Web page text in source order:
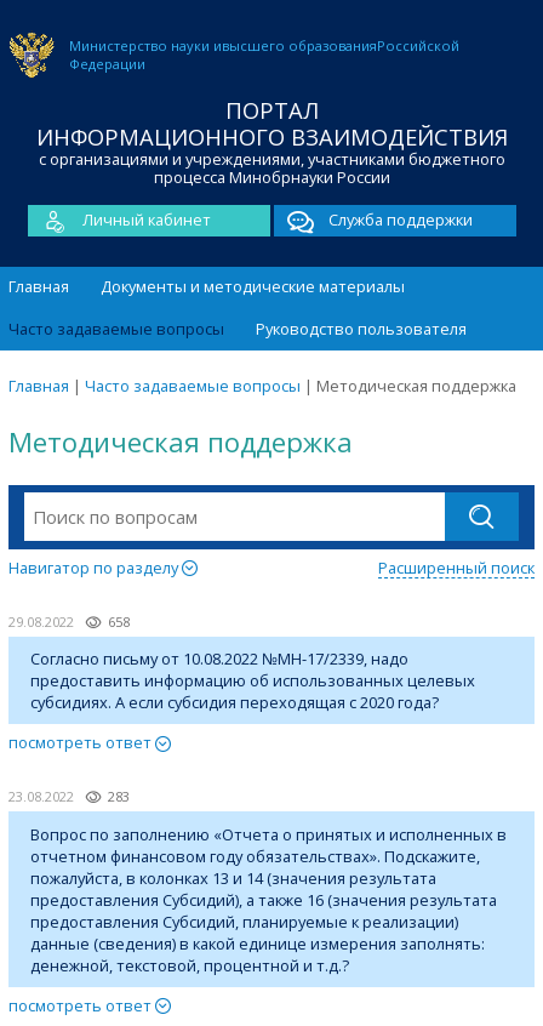
Министерство науки ивысшего образованияРоссийской
Федерации
ПОРТАЛ
ИНФОРМАЦИОННОГО ВЗАИМОДЕЙСТВИЯ
с организациями и учреждениями, участниками бюджетного
процесса Минобрнауки России
Личный кабинет
Служба поддержки
Главная
Документы и методические материалы
Часто задаваемые вопросы
Руководство пользователя
Главная | Часто задаваемые вопросы | Методическая поддержка
Методическая поддержка
Навигатор по разделу Расширенный поиск
29.08.2022 658
Согласно письму от 10.08.2022 №МН-17/2339, надо
предоставить информацию об использованных целевых
субсидиях. А если субсидия переходящая с 2020 года?
посмотреть ответ
23.08.2022 283
Вопрос по заполнению «Отчета о принятых и исполненных в
отчетном финансовом году обязательствах». Подскажите,
пожалуйста, в колонках 13 и 14 (значения результата
предоставления Субсидий), а также 16 (значения результата
предоставления Субсидий, планируемые к реализации)
данные (сведения) в какой единице измерения заполнять:
денежной, текстовой, процентной и т.д.?
посмотреть ответ